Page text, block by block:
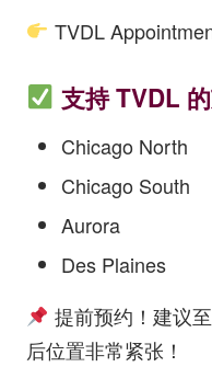
TVDL
支持 TVDL
Chicago North
Chicago South
Aurora
Des Plaines
提前预约！建议
后位置非常紧张！